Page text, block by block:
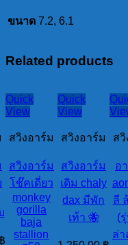
ขนาด 7.2, 6.1
Related products
Quick
View
สวิงอาร์ม
สวิงอาร์ม
โช๊คเดี่ยว
monkey
gorilla
baja
stallion
Quick
View
สวิงอาร์ม
สวิงอาร์ม
เดิม chaly
dax มีพัก
เท้า 🐝
สวิ
อ
ลี
(
ล่า